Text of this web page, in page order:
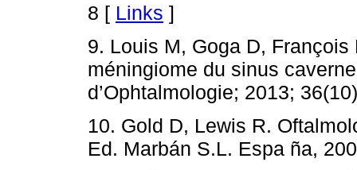
8 [ Links ]
9. Louis M, Goga D,
méningiome du sinus
d’Ophtalmologie; 2013;
10. Gold D, Lewis R.
Ed. Marbán S.L. Espa ña,